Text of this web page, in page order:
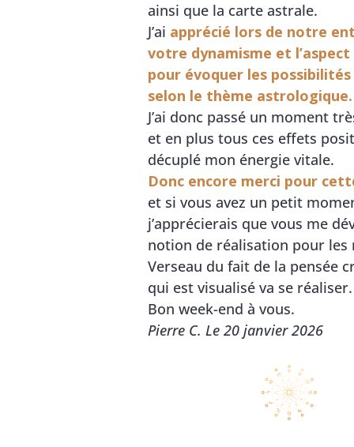
ainsi que la carte astrale.
J’ai apprécié lors de notre
votre dynamisme et
pour évoquer les possibilités
selon le thème astrologique.
J’ai donc passé un moment
et en plus tous ces effets
décuplé mon énergie vitale.
Donc encore merci pour
et si vous avez un petit
j’apprécierais que vous me
notion de réalisation pour les
Verseau du fait de la pensée
qui est visualisé va se réaliser.
Bon week-end à vous.
Pierre C. Le 20 janvier 2026